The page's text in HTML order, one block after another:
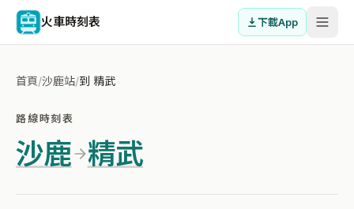
火車時刻表 下載App
首頁/沙鹿站/到 精武
路線時刻表
沙鹿 精武